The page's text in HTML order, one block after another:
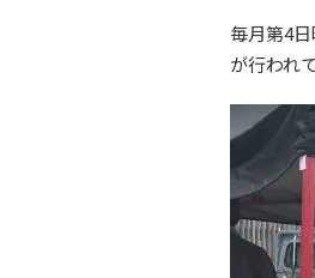
毎月第4
が行われ